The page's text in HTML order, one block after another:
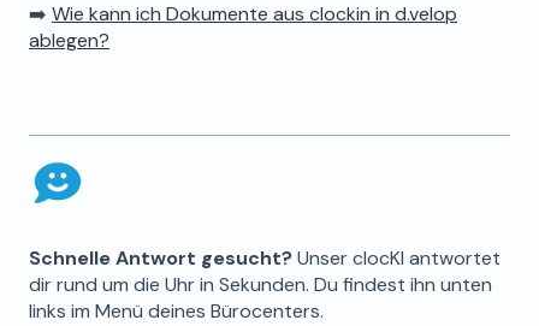
➡️ Wie kann ich Dokumente aus clockin in d.velop
ablegen?
Schnelle Antwort gesucht?Unser clocKI antwortet
dir rund um die Uhr in Sekunden. Du findest ihn unten
links im Menü deines Bürocenters.